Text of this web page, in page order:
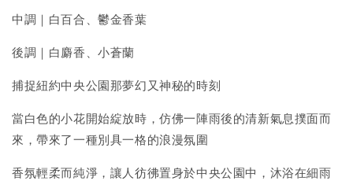
中調｜白百合、鬱金香葉
後調｜白麝香、小蒼蘭
捕捉紐約中央公園那夢幻又神秘的時刻
當白色的小花開始綻放時，仿佛一陣雨後的清新氣息撲面而
來，帶來了一種別具一格的浪漫氛圍
香氛輕柔而純淨，讓人彷彿置身於中央公園中，沐浴在細雨